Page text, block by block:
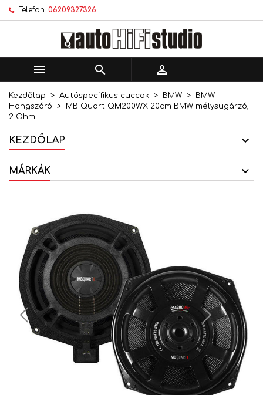
Telefon: 06209327326
  
Kezdőlap Autóspecifikus cuccok BMW
BMW
Hangszóró
MB Quart QM200WX 20cm BMW mélysugárzó,
2 Ohm
KEZDŐLAP
MÁRKÁK
Kívánságlistáim ×
Új lista létrehozása
Kívánságlista létrehozása ×
Kívánságlista neve
Bejelentkezés ×
történő mentéséhez.
Mégsem Bejelentkezés